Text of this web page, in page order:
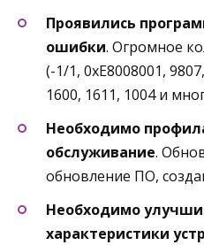
Проявились
ошибки. Огромное
(-1/1, 0xE8008001,
1600, 1611, 1004 и
Необходимо
обслуживание.
обновление ПО,
Необходимо
характеристики